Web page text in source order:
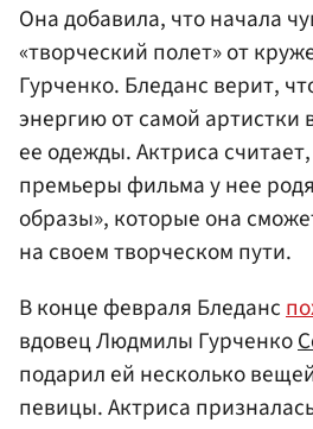
Она добавила, что начала
«творческий полет» от
Гурченко. Бледанс верит,
энергию от самой
ее одежды. Актриса
премьеры фильма у нее
образы», которые она
на своем творческом пути.
В конце февраля Бледанс
вдовец Людмилы Гурченко
подарил ей несколько
певицы. Актриса